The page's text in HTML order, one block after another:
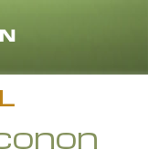
Regiones/Idiomas